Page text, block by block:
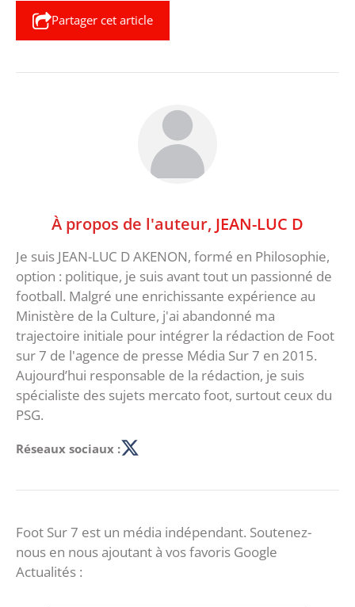
Partager cet article
À propos de l'auteur, JEAN-LUC D
Je suis JEAN-LUC D AKENON, formé en Philosophie,
option : politique, je suis avant tout un passionné de
football. Malgré une enrichissante expérience au
Ministère de la Culture, j'ai abandonné ma
trajectoire initiale pour intégrer la rédaction de Foot
sur 7 de l'agence de presse Média Sur 7 en 2015.
Aujourd’hui responsable de la rédaction, je suis
spécialiste des sujets mercato foot, surtout ceux du
PSG.
Réseaux sociaux :
Foot Sur 7 est un média indépendant. Soutenez-
nous en nous ajoutant à vos favoris Google
Actualités :